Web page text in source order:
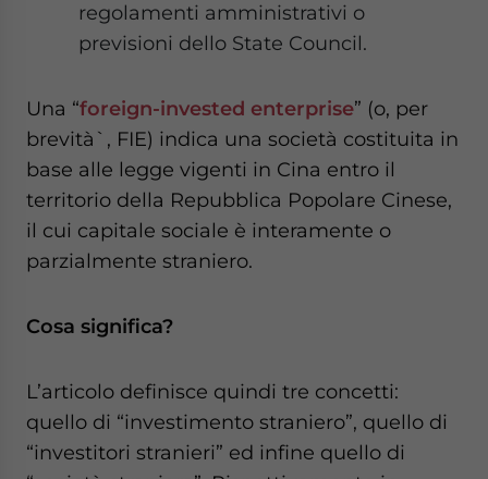
regolamenti amministrativi o
previsioni dello State Council.
Una “foreign-invested enterprise” (o, per
brevità`, FIE) indica una società costituita in
base alle legge vigenti in Cina entro il
territorio della Repubblica Popolare Cinese,
il cui capitale sociale è interamente o
parzialmente straniero.
Cosa significa?
L’articolo definisce quindi tre concetti:
quello di “investimento straniero”, quello di
“investitori stranieri” ed infine quello di